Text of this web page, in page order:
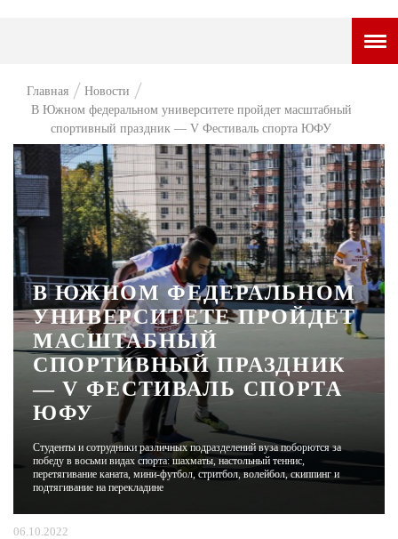
НОВОСТИ
ВОПРОС НЕДЕЛИ
ПРЕМЬЕРА
ТАМ И ТУТ
СТИЛЬ ЖИЗНИ
ХАЙП
ЧЕЛОВЕК ОСОБЕННЫЙ
КУЛЬТ ЕДЫ
АФИША
ЖУРНАЛ
Главная
Новости
В Южном федеральном университете пройдет масштабный
спортивный праздник — V Фестиваль спорта ЮФУ
В ЮЖНОМ ФЕДЕРАЛЬНОМ
УНИВЕРСИТЕТЕ ПРОЙДЕТ
МАСШТАБНЫЙ
СПОРТИВНЫЙ ПРАЗДНИК
— V ФЕСТИВАЛЬ СПОРТА
ЮФУ
Студенты и сотрудники различных подразделений вуза поборются за
победу в восьми видах спорта: шахматы, настольный теннис,
перетягивание каната, мини-футбол, стритбол, волейбол, скиппинг и
подтягивание на перекладине
06.10.2022